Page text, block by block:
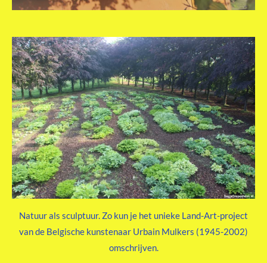
Natuur als sculptuur. Zo kun je het unieke Land-Art-project
van de Belgische kunstenaar Urbain Mulkers (1945-2002)
omschrijven.